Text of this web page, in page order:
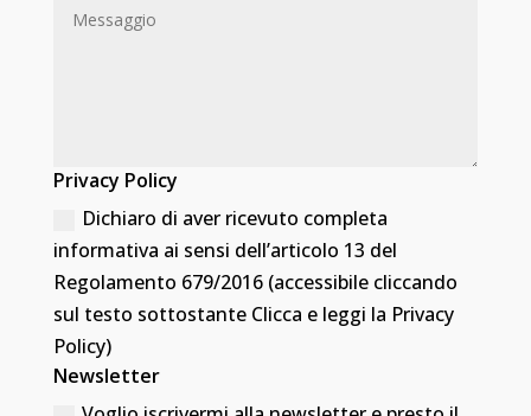
Privacy Policy
Dichiaro di aver ricevuto completa
informativa ai sensi dell’articolo 13 del
Regolamento 679/2016 (accessibile cliccando
sul testo sottostante Clicca e leggi la Privacy
Policy)
Newsletter